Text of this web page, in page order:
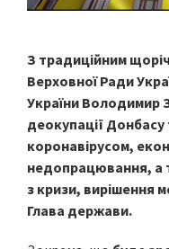
З традиційним
Верховної Ради
України Володимир
деокупації
коронавірусом,
недопрацювання, а
з кризи, вирішення
Глава держави.